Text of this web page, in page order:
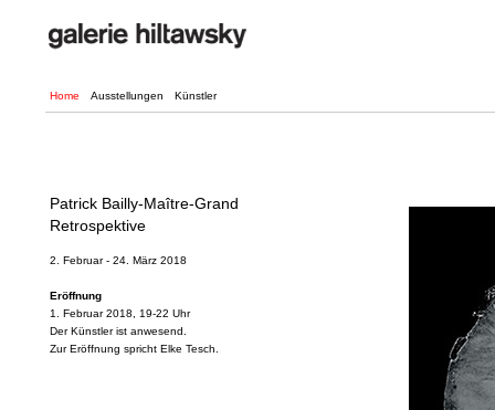
Home Ausstellungen Künstler
Patrick Bailly-Maître-Grand
Retrospektive
2. Februar - 24. März 2018
Eröffnung
1. Februar 2018, 19-22 Uhr
Der Künstler ist anwesend.
Zur Eröffnung spricht Elke Tesch.